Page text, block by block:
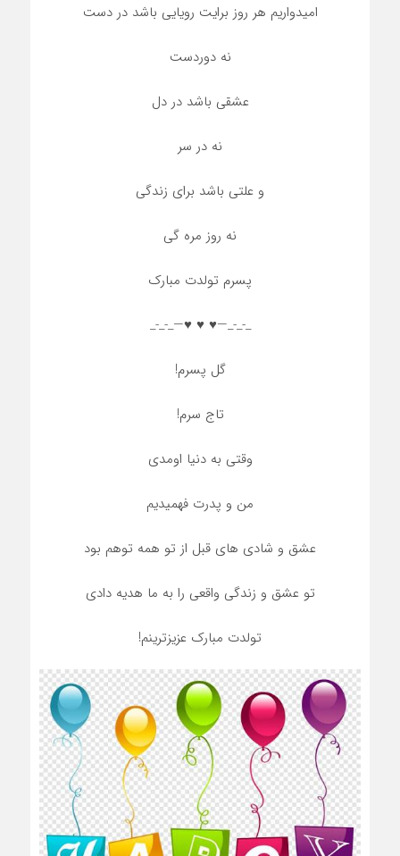
امیدواریم هر روز برایت رویایی باشد در دست
نه دوردست
عشقی باشد در دل
نه در سر
و علتی باشد برای زندگی
نه روز مره گی
پسرم تولدت مبارک
_-_-_—♥️ ♥️ ♥️—_-_-_
گل پسرم!
تاج سرم!
وقتی به دنیا اومدی
من و پدرت فهمیدیم
عشق و شادی های قبل از تو همه توهم بود
تو عشق و زندگی واقعی را به ما هدیه دادی
تولدت مبارک عزیزترینم!